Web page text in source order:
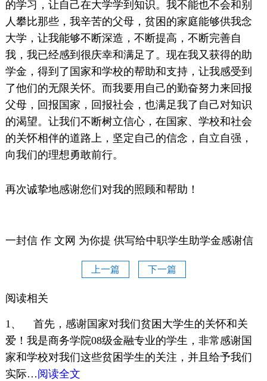
的学习，让自己在大学学到知识。我不能也不会和别
人攀比那些，我辛苦的父母，贫困的家庭能够供我念
大学，让我能够不断深造，不断提高，不断完善自
我，我已经感到很庆幸和满足了。现在我又获得的助
学金，得到了国家和学校的帮助和支持，让我感受到
了他们的无限关怀。而我要用自己的勤奋努力来回报
父母，回报国家，回报社会，也满足我了自己对知识
的渴望。让我们不断树立信心，在国家、学校和社会
的关怀相伴的道路上，坚定自己的信念，自立自强，
向我们的理想勇敢前行。
再次诚挚地感谢您们对我的照顾和帮助！
一封信 作 文网 为你提 供写给中职学生助学金感谢信
上一篇 下一篇
阅读相关
1、 首先，感谢国家对我们贫困大学生的关怀和关
爱！我是商务学院08级金融专业的学生，非常感谢国
家和学校对我们这些贫困学生的关注，并且给予我们
实际…阅读全文